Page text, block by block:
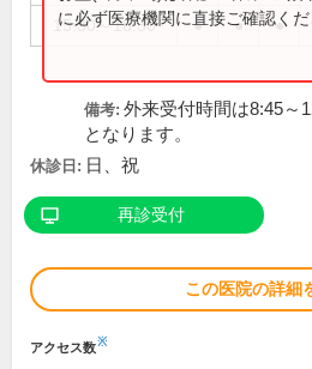
15:30～18:30 ● ● ●
に必ず医療機関に直接ご確認くだ
備考: 外来受付時間は8:45～
となります。
休診日: 日、祝
再診受付
この医院の詳細
アクセス数※